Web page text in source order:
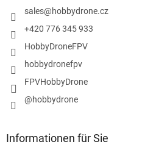
sales@hobbydrone.cz
+420 776 345 933
HobbyDroneFPV
hobbydronefpv
FPVHobbyDrone
@hobbydrone
Informationen für Sie